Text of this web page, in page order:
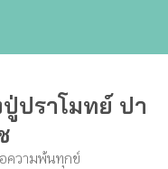
ปราโมทย์ ปา
ความพ้นทุกข์